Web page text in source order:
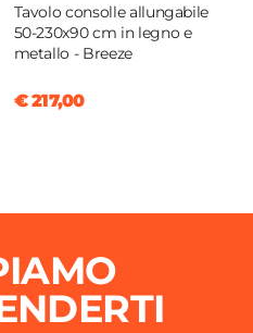
Tavolo consolle allungabile
50-230x90 cm in legno e
metallo - Breeze
€ 217,00